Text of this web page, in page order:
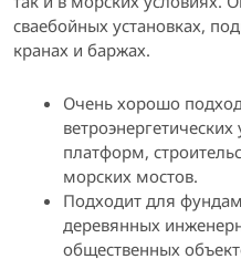
сваебойных установках,
кранах и баржах.
Очень хорошо
платформ,
морских мостов.
Подходит для
деревянных
общественных